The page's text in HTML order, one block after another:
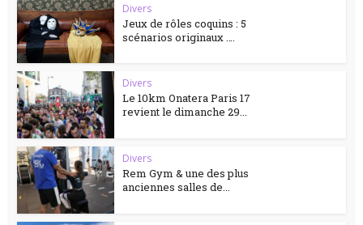
Divers
Jeux de rôles coquins : 5
scénarios originaux ….
Divers
Le 10km Onatera Paris 17
revient le dimanche 29...
Divers
Rem Gym & une des plus
anciennes salles de...